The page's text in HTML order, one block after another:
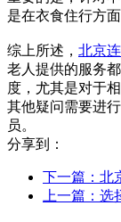
是在衣食住行方
综上所述， 北京
老人提供的服务
度，尤其是对于
其他疑问需要进
员。
分享到：
下一篇： 北
上一篇： 选